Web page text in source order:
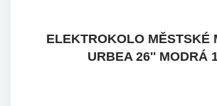
ELEKTROKOLO MĚSTSKÉ
URBEA 26'' MODRÁ